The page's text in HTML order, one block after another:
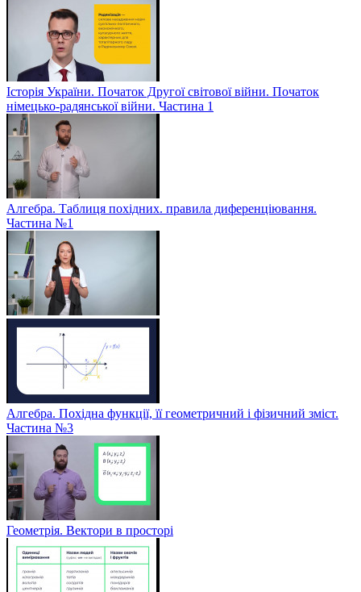
Історія України. Початок Другої світової війни. Початок
німецько-радянської війни. Частина 1
Алгебра. Таблиця похідних. правила диференціювання.
Частина №1
Алгебра. Похідна функції, її геометричний і фізичний зміст.
Частина №3
Геометрія. Вектори в просторі